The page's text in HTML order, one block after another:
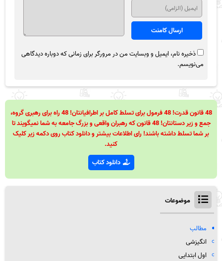
ذخیره نام، ایمیل و وبسایت من در مرورگر برای زمانی که دوباره دیدگاهی
می‌نویسم.
48 قانون قدرت! 48 فرمول برای تسلط کامل بر اطرافیانتان! 48 راه برای رهبری گروه،
جمع و زیر دستانتان! 48 قانون که رهبران واقعی و بزرگ جامعه به شما نمیگویند تا
بر شما تسلط داشته باشند! رای اطلاعات بیشتر و دانلود کتاب روی دکمه زیر کلیک
کنید.
دانلود کتاب
موضوعات
مطالب
انگیزشی
اول ابتدایی